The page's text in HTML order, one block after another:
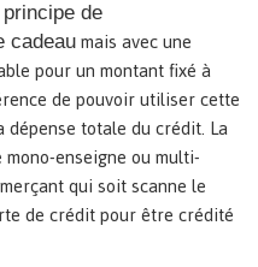
de
cadeau mais avec une
pour un montant fixé à
de pouvoir utiliser cette
totale du crédit. La
enseigne ou multi-
qui soit scanne le
de crédit pour être crédité